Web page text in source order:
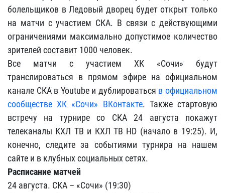
болельщиков в Ледовый дворец будет открыт только
на матчи с участием СКА. В связи с действующими
ограничениями максимально допустимое количество
зрителей составит 1000 человек.
Все матчи с участием ХК «Сочи» будут
транслироваться в прямом эфире на официальном
канале СКА в Youtube и дублироваться в официальном
сообществе ХК «Сочи» ВКонтакте. Также стартовую
встречу на турнире со СКА 24 августа покажут
телеканалы КХЛ ТВ и КХЛ ТВ HD (начало в 19:25). И,
конечно, следите за событиями турнира на нашем
сайте и в клубных социальных сетях.
Расписание матчей
24 августа. СКА – «Сочи» (19:30)